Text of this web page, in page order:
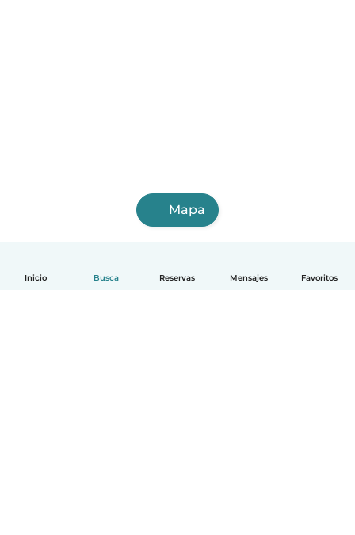
Inicio Busca Reservas Mensajes Favoritos
Mapa